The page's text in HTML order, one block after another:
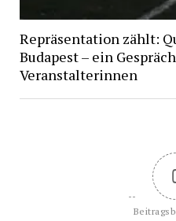
Repräsentation zählt:
Budapest – ein
Veranstalterinnen